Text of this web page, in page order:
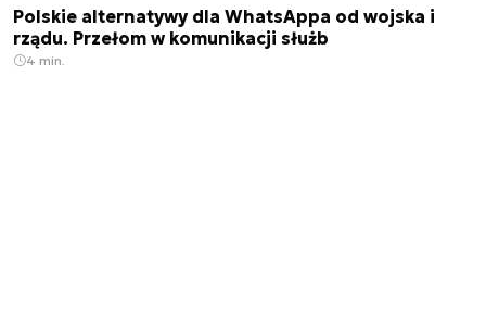
Polskie alternatywy dla WhatsAppa od wojska i
rządu. Przełom w komunikacji służb
4 min.